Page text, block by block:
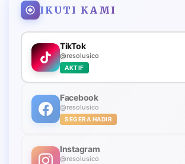
IKUTI KAMI
TikTok
@resolusico
AKTIF
Facebook
@resolusico
SEGERA HADIR
Instagram
@resolusico